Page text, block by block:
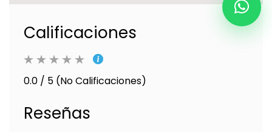
Calificaciones
0.0 / 5 (No Calificaciones)
Reseñas